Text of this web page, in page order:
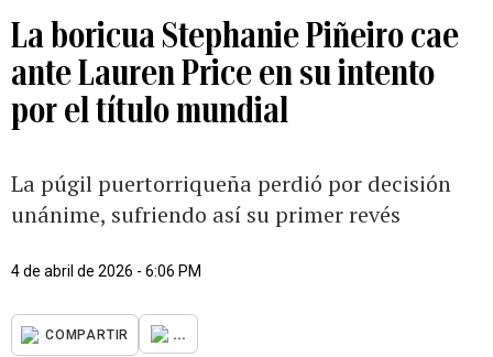
La boricua Stephanie Piñeiro cae
ante Lauren Price en su intento
por el título mundial
La púgil puertorriqueña perdió por decisión
unánime, sufriendo así su primer revés
4 de abril de 2026 - 6:06 PM
COMPARTIR ...